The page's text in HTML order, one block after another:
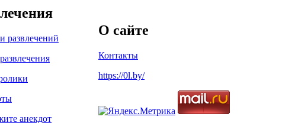
развлечений
анекдот
О сайте
Контакты
https://0l.by/